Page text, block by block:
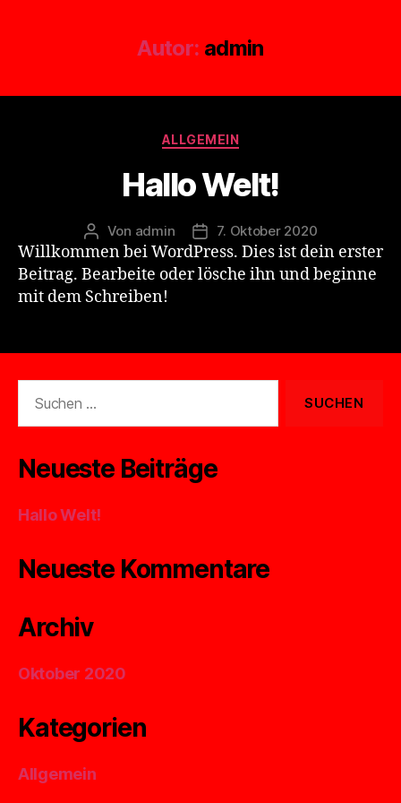
Autor: admin
Kategorien
ALLGEMEIN
Hallo Welt!
Beitragsautor
Von admin Beitragsdatum
7. Oktober 2020
Willkommen bei WordPress. Dies ist dein erster
Beitrag. Bearbeite oder lösche ihn und beginne
mit dem Schreiben!
nach:
Neueste Beiträge
Hallo Welt!
Neueste Kommentare
Archiv
Oktober 2020
Kategorien
Allgemein